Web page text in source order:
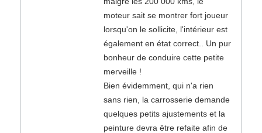
moteur sait se montrer fort joueur
lorsqu'on le sollicite, l'intérieur est
également en état correct.. Un pur
bonheur de conduire cette petite
merveille !
Bien évidemment, qui n'a rien
sans rien, la carrosserie demande
quelques petits ajustements et la
peinture devra être refaite afin de